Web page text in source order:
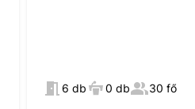
6 db 0 db 30 fő